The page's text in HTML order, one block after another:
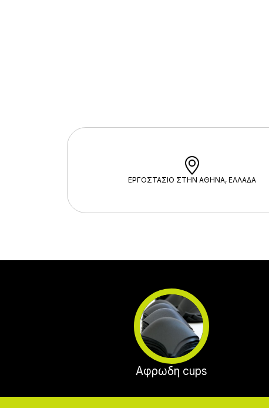
ΕΡΓΟΣΤΑΣΙΟ ΣΤΗΝ ΑΘΗΝΑ, ΕΛΛΑΔΑ
Αφρωδη cups